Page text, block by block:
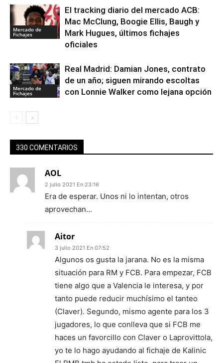
Mercado de
Fichajes
El tracking diario del mercado ACB:
Mac McClung, Boogie Ellis, Baugh y
Mark Hugues, últimos fichajes
oficiales
Mercado de
Fichajes
Real Madrid: Damian Jones, contrato
de un año; siguen mirando escoltas
con Lonnie Walker como lejana opción
330 COMENTARIOS
AOL
2 julio 2021 En 23:16
Era de esperar. Unos ni lo intentan, otros
aprovechan…
Aitor
3 julio 2021 En 07:52
Algunos os gusta la jarana. No es la misma
situación para RM y FCB. Para empezar, FCB
tiene algo que a Valencia le interesa, y por
tanto puede reducir muchísimo el tanteo
(Claver). Segundo, mismo agente para los 3
jugadores, lo que conlleva que si FCB me
haces un favorcillo con Claver o Laprovittola,
yo te lo hago ayudando al fichaje de Kalinic